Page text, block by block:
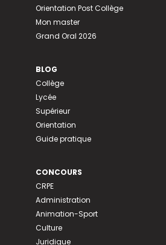
Orientation Post Collège
Mon master
Grand Oral 2026
BLOG
Collège
Lycée
Supérieur
Orientation
Guide pratique
CONCOURS
CRPE
Administration
Animation-Sport
Culture
Juridique